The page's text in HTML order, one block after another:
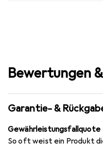
Bewertungen
Garantie- &
Gewährleistungsfallquote
So oft weist ein Produkt